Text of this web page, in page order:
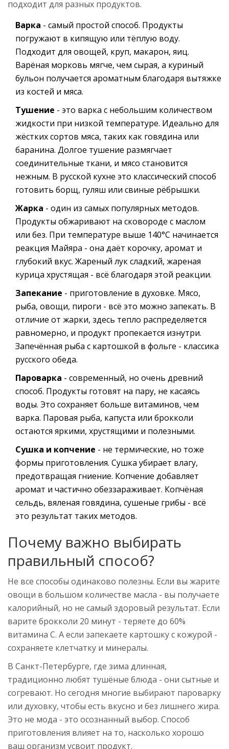
подходит для разных продуктов.
Варка - самый простой способ. Продукты
погружают в кипящую или тёплую воду.
Подходит для овощей, круп, макарон, яиц.
Варёная морковь мягче, чем сырая, а куриный
бульон получается ароматным благодаря вытяжке
из костей и мяса.
Тушение - это варка с небольшим количеством
жидкости при низкой температуре. Идеально для
жёстких сортов мяса, таких как говядина или
баранина. Долгое тушение размягчает
соединительные ткани, и мясо становится
нежным. В русской кухне это классический способ
готовить борщ, гуляш или свиные рёбрышки.
Жарка - один из самых популярных методов.
Продукты обжаривают на сковороде с маслом
или без. При температуре выше 140°C начинается
реакция Майяра - она даёт корочку, аромат и
глубокий вкус. Жареный лук сладкий, жареная
курица хрустящая - всё благодаря этой реакции.
Запекание - приготовление в духовке. Мясо,
рыба, овощи, пироги - всё это можно запекать. В
отличие от жарки, здесь тепло распределяется
равномерно, и продукт пропекается изнутри.
Запечённая рыба с картошкой в фольге - классика
русского обеда.
Пароварка - современный, но очень древний
способ. Продукты готовят на пару, не касаясь
воды. Это сохраняет больше витаминов, чем
варка. Паровая рыба, капуста или брокколи
остаются яркими, хрустящими и полезными.
Сушка и копчение - не термические, но тоже
формы приготовления. Сушка убирает влагу,
предотвращая гниение. Копчение добавляет
аромат и частично обеззараживает. Копчёная
сельдь, вяленая говядина, сушеные грибы - всё
это результат таких методов.
Почему важно выбирать
правильный способ?
Не все способы одинаково полезны. Если вы жарите
овощи в большом количестве масла - вы получаете
калорийный, но не самый здоровый результат. Если
варите брокколи 20 минут - теряете до 60%
витамина С. А если запекаете картошку с кожурой -
сохраняете клетчатку и минералы.
В Санкт-Петербурге, где зима длинная,
традиционно любят тушёные блюда - они сытные и
согревают. Но сегодня многие выбирают пароварку
или духовку, чтобы есть вкусно и без лишнего жира.
Это не мода - это осознанный выбор. Способ
приготовления влияет на то, насколько хорошо
ваш организм усвоит продукт.